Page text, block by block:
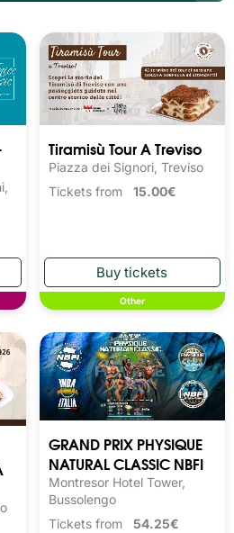
Tiramisù Tour A Treviso
Piazza dei Signori, Treviso
Tickets from 15.00€
Other
GRAND PRIX PHYSIQUE
NATURAL CLASSIC NBFI
Montresor Hotel Tower,
Bussolengo
Tickets from 54.25€